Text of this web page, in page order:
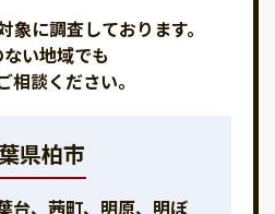
象に調査しております。
い地域でも
相談ください。
県柏市
台、茜町、明原、明ぼ